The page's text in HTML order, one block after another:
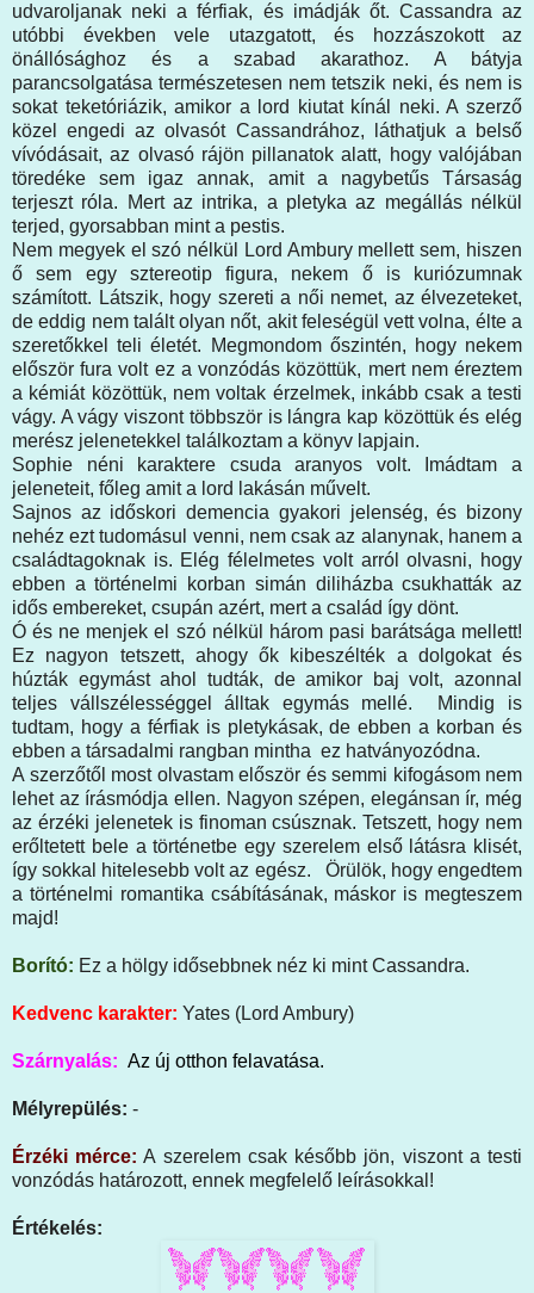
udvaroljanak neki a férfiak, és imádják őt. Cassandra az
utóbbi években vele utazgatott, és hozzászokott az
önállósághoz és a szabad akarathoz. A bátyja
parancsolgatása természetesen nem tetszik neki, és nem is
sokat teketóriázik, amikor a lord kiutat kínál neki. A szerző
közel engedi az olvasót Cassandrához, láthatjuk a belső
vívódásait, az olvasó rájön pillanatok alatt, hogy valójában
töredéke sem igaz annak, amit a nagybetűs Társaság
terjeszt róla. Mert az intrika, a pletyka az megállás nélkül
terjed, gyorsabban mint a pestis.
Nem megyek el szó nélkül Lord Ambury mellett sem, hiszen
ő sem egy sztereotip figura, nekem ő is kuriózumnak
számított. Látszik, hogy szereti a női nemet, az élvezeteket,
de eddig nem talált olyan nőt, akit feleségül vett volna, élte a
szeretőkkel teli életét. Megmondom őszintén, hogy nekem
először fura volt ez a vonzódás közöttük, mert nem éreztem
a kémiát közöttük, nem voltak érzelmek, inkább csak a testi
vágy. A vágy viszont többször is lángra kap közöttük és elég
merész jelenetekkel találkoztam a könyv lapjain.
Sophie néni karaktere csuda aranyos volt. Imádtam a
jeleneteit, főleg amit a lord lakásán művelt.
Sajnos az időskori demencia gyakori jelenség, és bizony
nehéz ezt tudomásul venni, nem csak az alanynak, hanem a
családtagoknak is. Elég félelmetes volt arról olvasni, hogy
ebben a történelmi korban simán diliházba csukhatták az
idős embereket, csupán azért, mert a család így dönt.
Ó és ne menjek el szó nélkül három pasi barátsága mellett!
Ez nagyon tetszett, ahogy ők kibeszélték a dolgokat és
húzták egymást ahol tudták, de amikor baj volt, azonnal
teljes vállszélességgel álltak egymás mellé. Mindig is
tudtam, hogy a férfiak is pletykásak, de ebben a korban és
ebben a társadalmi rangban mintha ez hatványozódna.
A szerzőtől most olvastam először és semmi kifogásom nem
lehet az írásmódja ellen. Nagyon szépen, elegánsan ír, még
az érzéki jelenetek is finoman csúsznak. Tetszett, hogy nem
erőltetett bele a történetbe egy szerelem első látásra klisét,
így sokkal hitelesebb volt az egész. Örülök, hogy engedtem
a történelmi romantika csábításának, máskor is megteszem
majd!
Borító: Ez a hölgy idősebbnek néz ki mint Cassandra.
Kedvenc karakter: Yates (Lord Ambury)
Szárnyalás: Az új otthon felavatása.
Mélyrepülés: -
Érzéki mérce: A szerelem csak később jön, viszont a testi
vonzódás határozott, ennek megfelelő leírásokkal!
Értékelés: